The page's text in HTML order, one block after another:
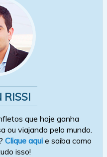
RISSI
que hoje ganha
ou viajando pelo mundo.
Clique aqui e saiba como
isso!